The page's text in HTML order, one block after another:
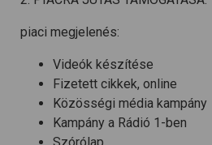
piaci megjelenés:
Videók készítése
Fizetett cikkek, online
Közösségi média kampány
Kampány a Rádió 1-ben
Szórólap